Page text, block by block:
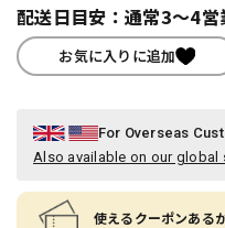
配送日目安：通常3～4
お気に入りに追加
For Overseas
Also available on our global
使えるクーポンある